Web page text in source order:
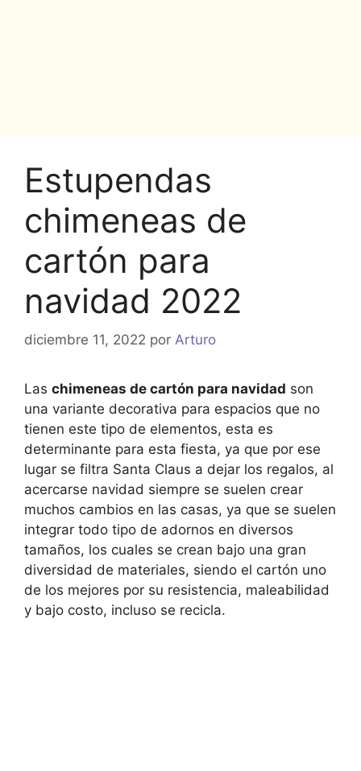
Estupendas
chimeneas de
cartón para
navidad 2022
diciembre 11, 2022 por Arturo
Las chimeneas de cartón para navidad son
una variante decorativa para espacios que no
tienen este tipo de elementos, esta es
determinante para esta fiesta, ya que por ese
lugar se filtra Santa Claus a dejar los regalos, al
acercarse navidad siempre se suelen crear
muchos cambios en las casas, ya que se suelen
integrar todo tipo de adornos en diversos
tamaños, los cuales se crean bajo una gran
diversidad de materiales, siendo el cartón uno
de los mejores por su resistencia, maleabilidad
y bajo costo, incluso se recicla.